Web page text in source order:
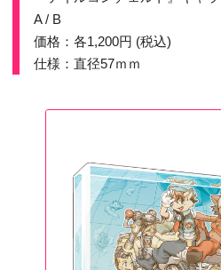
A / B
価格：各1,200円 (税込)
仕様：直径57ｍｍ